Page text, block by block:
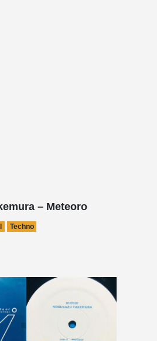
– Meteoro
Techno